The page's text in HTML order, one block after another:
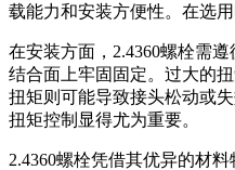
载能力和安装方便性。在选
在安装方面，2.4360螺栓需
结合面上牢固固定。过大的
扭矩则可能导致接头松动或
扭矩控制显得尤为重要。
2.4360螺栓凭借其优异的材